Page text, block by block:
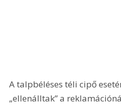
A talpbéléses téli cipő
„ellenálltak” a